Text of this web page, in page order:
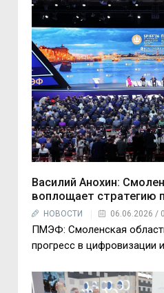
Василий Анохин:
воплощает стратегию
НОВОСТИ 06.06.2026 /
ПМЭФ: Смоленская
прогресс в цифровизации